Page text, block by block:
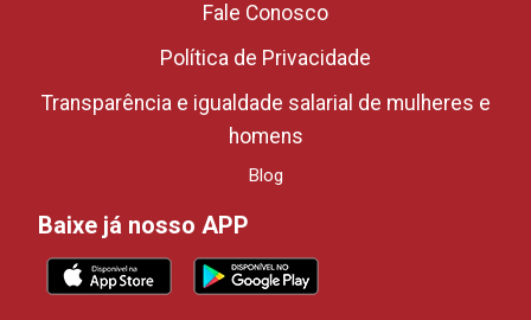
Fale Conosco
Política de Privacidade
Transparência e igualdade salarial de mulheres e
homens
Blog
Baixe já nosso APP